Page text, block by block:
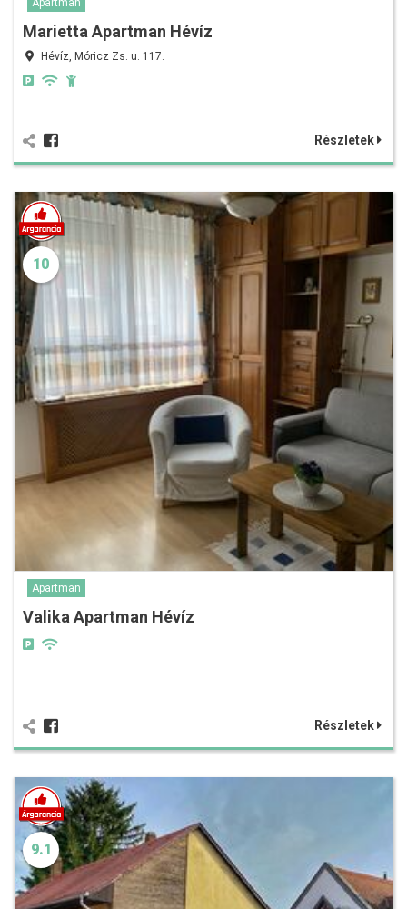
Apartman
Marietta Apartman Hévíz
Hévíz, Móricz Zs. u. 117.
Részletek
10
Apartman
Valika Apartman Hévíz
Részletek
9.1